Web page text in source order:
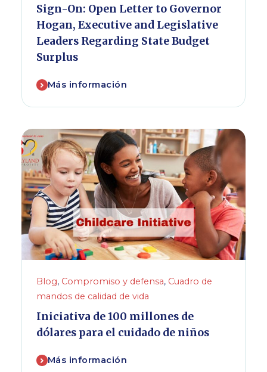
Sign-On: Open Letter to Governor
Hogan, Executive and Legislative
Leaders Regarding State Budget
Surplus
Más información
Blog, Compromiso y defensa, Cuadro de
mandos de calidad de vida
Iniciativa de 100 millones de
dólares para el cuidado de niños
Más información